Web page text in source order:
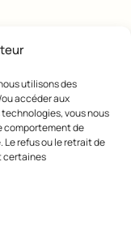
utilisons des
accéder aux
vous nous
comportement de
refus ou le retrait de
certaines